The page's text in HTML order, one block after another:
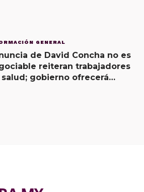
GENERAL
de David Concha no es
reiteran trabajadores
gobierno ofrecerá